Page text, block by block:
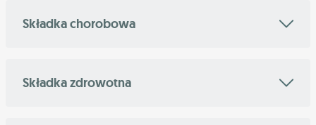
Składka chorobowa
Składka zdrowotna